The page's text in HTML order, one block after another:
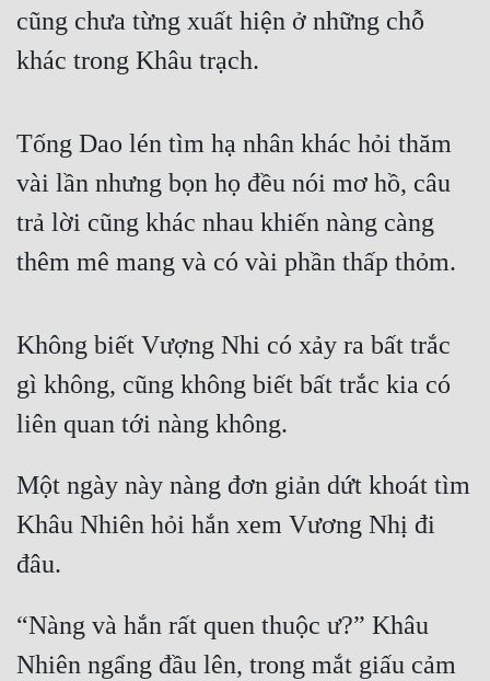
cũng chưa từng xuất hiện ở những chỗ
khác trong Khâu trạch.
Tống Dao lén tìm hạ nhân khác hỏi thăm
vài lần nhưng bọn họ đều nói mơ hồ, câu
trả lời cũng khác nhau khiến nàng càng
thêm mê mang và có vài phần thấp thỏm.
Không biết Vượng Nhi có xảy ra bất trắc
gì không, cũng không biết bất trắc kia có
liên quan tới nàng không.
Một ngày này nàng đơn giản dứt khoát tìm
Khâu Nhiên hỏi hắn xem Vương Nhị đi
đâu.
“Nàng và hắn rất quen thuộc ư?” Khâu
Nhiên ngẩng đầu lên, trong mắt giấu cảm